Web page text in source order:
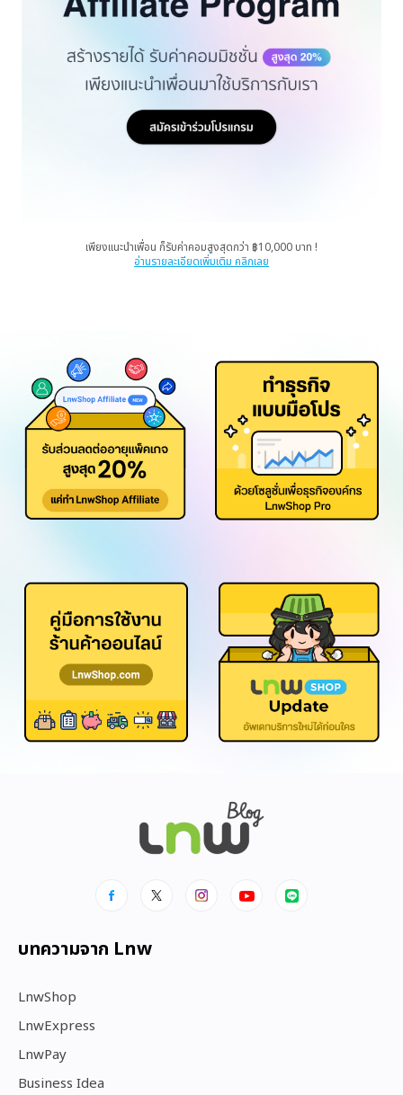
เพียงแนะนำเพื่อน ก็รับค่าคอมสูงสุดกว่า ฿10,000 บาท !
อ่านรายละเอียดเพิ่มเติม คลิกเลย
บทความจาก Lnw
LnwShop
LnwExpress
LnwPay
Business Idea